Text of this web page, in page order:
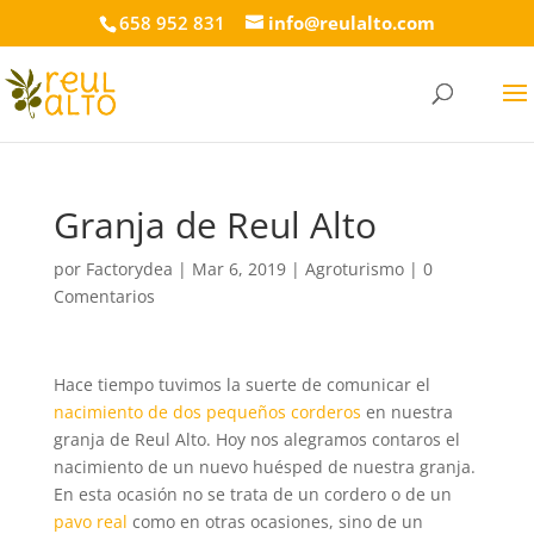
658 952 831 info@reulalto.com
Granja de Reul Alto
por Factorydea | Mar 6, 2019| Agroturismo| 0
Comentarios
Hace tiempo tuvimos la suerte de comunicar el
nacimiento de dos pequeños corderos en nuestra
granja de Reul Alto. Hoy nos alegramos contaros el
nacimiento de un nuevo huésped de nuestra granja.
En esta ocasión no se trata de un cordero o de un
pavo real como en otras ocasiones, sino de un